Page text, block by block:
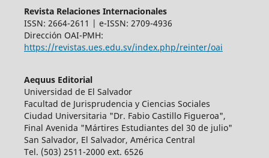
Revista Relaciones Internacionales
ISSN: 2664-2611 | e-ISSN: 2709-4936
Dirección OAI-PMH:
https://revistas.ues.edu.sv/index.php/reinter/oai
Aequus Editorial
Universidad de El Salvador
Facultad de Jurisprudencia y Ciencias Sociales
Ciudad Universitaria "Dr. Fabio Castillo Figueroa",
Final Avenida "Mártires Estudiantes del 30 de julio"
San Salvador, El Salvador, América Central
Tel. (503) 2511-2000 ext. 6526